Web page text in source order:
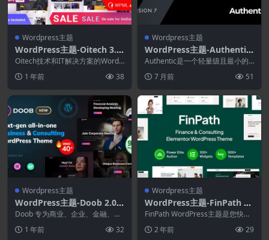
Wordpress主题
WordPress主题-Oitech 3.0
–技术WordPress主题
Oitech技术和IT解决方案的WordP
素，帮...
1 年前 38
Wordpress主题
WordPress主题-Authentic
7.2.6-生活方式博客和杂志W
ordPress主题
Authentic是一个轻量级且最小的
式博...7 月前 51
Wordpress主题
WordPress主题-Doob 2.0.4
–商业与咨询WordPress主题
Doob 专为商业、企业、金融、旅
作品集、自由...
1 年前 32
Wordpress主题
WordPress主题-FinPath 1.
2–财务与咨询Elementor W
ordPress主题
FinPath WordPress主题是您快
无论是...
2 年前 29